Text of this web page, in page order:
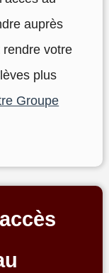
auprès
rendre votre
plus
Groupe